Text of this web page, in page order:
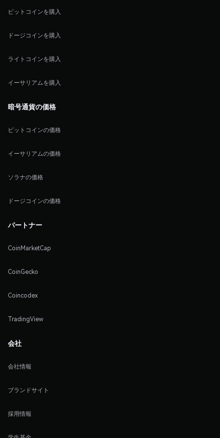
ビットコインを購入
ドージコインを購入
ライトコインを購入
イーサリアムを購入
暗号通貨の価格
ビットコインの価格
イーサリアムの価格
ソラナの価格
ドージコインの価格
パートナー
CoinMarketCap
CoinGecko
Coincodex
TradingView
会社
会社情報
ブランドサイト
採用情報